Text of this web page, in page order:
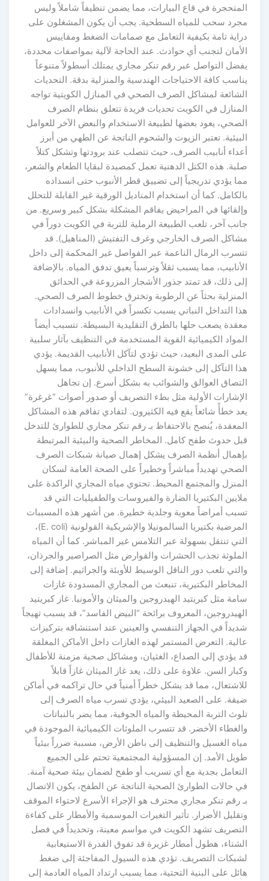
المتحجرة في قاع البيارات، مما يضمن تنظيفاً شاملاً وليس
مجرد سحب للمياه السطحية. يجب أن يكون المشغلون على
دراية تامة بكيفية التعامل مع صمامات الضغط ومقاييس
الأمان لتجنب أي حوادث. عند الحاجة لآلية بمواصفات محددة،
يفضل التواصل عبر رقم تنكر مجاري يمتلك أسطولاً متنوعاً
يناسب كافة الاحتياجات الهندسية والمنزلية بدقة. التحديات
الشائعة لمشاكل الصرف الصحي في المنازل الكويتية تواجه
المنازل في الكويت تحديات فريدة تتعلق بنظام الصرف
الصحي، يعود بعضها لطبيعة الاستخدام والبعض الآخر للعوامل
البيئية. تعتبر الزيوت والشحوم الناتجة عن الطهي من أبرز
أعداء أنابيب الصرف، حيث تتصلب عند برودتها وتشكل كتلاً
صلبة. هذه الكتل الدهنية تعمل كمصيدة لبقايا الطعام والشعر،
مما يؤدي تدريجياً إلى تضييق قطر الأنبوب حتى انسداده
بالكامل. كما أن استخدام المناديل الورقية غير القابلة للتحلل
وإلقائها في المراحيض يفاقم المشكلة بشكل كبير وسريع. من
جانب آخر، تلعب الطبيعة الرملية للتربة في الكويت دوراً في
مشاكل الصرف الخارجي وغرف التفتيش (المناهيل). قد
تتسرب الرمال الناعمة عبر الفواصل غير المحكمة إلى داخل
الأنابيب، مما يسبب ثقلاً وترسباً يعيق تدفق المياه. بالإضافة
إلى ذلك، قد تمتد جذور الأشجار المزروعة في الحدائق
المنزلية بحثاً عن الرطوبة وتخترق خطوط الصرف الصحي.
هذا التداخل النباتي يسبب تكسراً في الأنابيب وانسدادات
معقدة يصعب حلها بالطرق التقليدية البسيطة. تتسبب أيضاً
المواد الكيميائية القوية المستخدمة في التنظيف بآثار سلبية
على المدى البعيد، حيث تؤدي لتآكل الأنابيب القديمة. يؤدي
هذا التآكل إلى خشونة السطح الداخلي للأنبوب، مما يسهل
التصاق العوالق والشوائب به بشكل أسرع. إن تجاهل
الإشارات الأولية مثل بطء التصريف أو صدور أصوات “غرغرة”
يعد خطأً شائعاً يقع فيه الكثيرون. لتفادي تفاقم هذه المشاكل
المعقدة، يُنصح بالاحتفاظ بـ رقم تنكر مجاري للطوارئ للتدخل
قبل حدوث طفح كامل. المخاطر الصحية والبيئية المرتبطة
بإهمال أنظمة الصرف يشكل إهمال صيانة شبكات الصرف
الصحي تهديداً مباشراً وخطيراً على الصحة العامة لسكان
المنزل والمجتمع المحيط. تحتوي مياه المجاري الراكدة على
ملايين البكتيريا الضارة والفيروسات والطفيليات التي قد
تسبب أمراضاً معوية وجلدية خطيرة. من أشهر هذه المسببات
المرضية بكتيريا السالمونيلا والإشريكية القولونية (E. coli)،
التي تنتقل بسهولة عبر التلامس غير المباشر. كما أن المياه
الملوثة تجذب الحشرات والقوارض مثل الصراصير والجرذان،
والتي تلعب دور الناقل الوسيط للأوبئة والجراثيم. إضافة إلى
المخاطر البكتيرية، تنبعث من المجاري المسدودة غازات
سامة مثل كبريتيد الهيدروجين والميثان والأمونيا. غاز كبريتيد
الهيدروجين، المعروف برائحة “البيض الفاسد”، قد يسبب تهيجاً
شديداً في الجهاز التنفسي والعينين عند استنشاقه بتركيزات
عالية. التعرض المستمر لهذه الغازات داخل الأماكن المغلقة
قد يؤدي إلى الصداع، الغثيان، ومشاكل صحية مزمنة للأطفال
وكبار السن. علاوة على ذلك، يعد غاز الميثان غازاً قابلاً
للاشتعال، مما قد يشكل خطراً أمنياً في حال تراكمه في أماكن
ضيقة. على الصعيد البيئي، يؤدي تسرب مياه الصرف إلى
تلوث التربة المحيطة والمياه الجوفية، مما يضر بالنباتات
والغطاء الأخضر. قد تتسرب الملوثات الكيميائية الموجودة في
مياه الغسيل والتنظيف إلى باطن الأرض، مسببة ضرراً بيئياً
طويل الأمد. إن المسؤولية المجتمعية تحتم على الجميع
التعامل بجدية مع أي تسريب أو طفح لضمان بيئة صحية آمنة.
في حالات الطوارئ الصحية الناتجة عن الطفح، يكون الاتصال
بـ رقم تنكر مجاري محترف هو الإجراء الأسرع لاحتواء الموقف
وتقليل الأضرار. تأثير التغيرات الموسمية والأمطار على كفاءة
التصريف تشهد الكويت في مواسم معينة، وتحديداً في فصل
الشتاء، هطول أمطار غزيرة قد تفوق القدرة الاستيعابية
لشبكات التصريف. تؤدي هذه السيول المفاجئة إلى ضغط
هائل على البنية التحتية، مما يسبب ارتداد المياه العادمة إلى